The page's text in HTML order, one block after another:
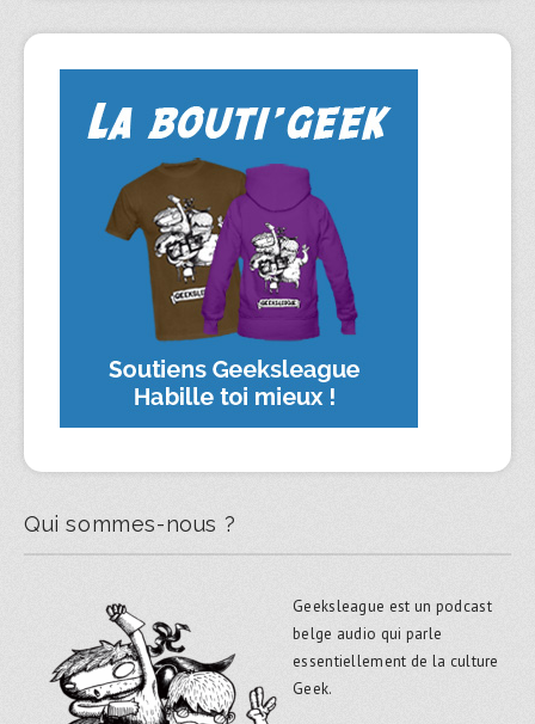
Qui sommes-nous ?
Geeksleague est un podcast
belge audio qui parle
essentiellement de la culture
Geek.